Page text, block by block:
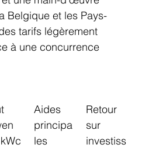
Belgique et les Pays-
tarifs légèrement
à une concurrence
Aides
principa
les
Retour
sur
investiss